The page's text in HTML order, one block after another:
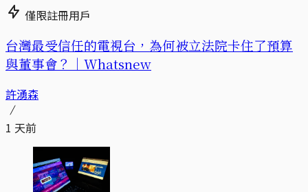
僅限註冊用戶
台灣最受信任的電視台，為何被立法院卡住了預算
與董事會？｜Whatsnew
許湧森
1 天前